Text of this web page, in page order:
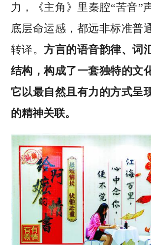
力，《主角》里秦腔“苦音”
底层命运感，都远非标准普
转译。方言的语音韵律、词
结构，构成了一套独特的文
它以最自然且有力的方式呈
的精神关联。